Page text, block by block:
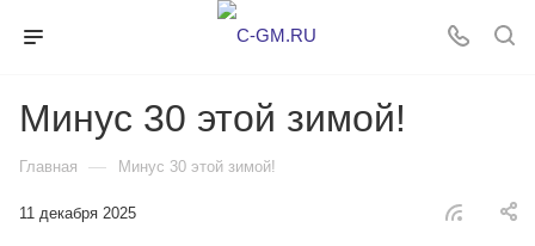
Минус 30 этой зимой!
Главная — Минус 30 этой зимой!
11 декабря 2025